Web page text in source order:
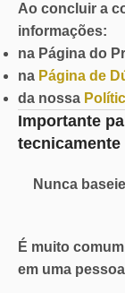
Ao concluir a
informações:
na Página do
na Página de
da nossa
Importante
tecnicamente
Nunca
É muito
em uma